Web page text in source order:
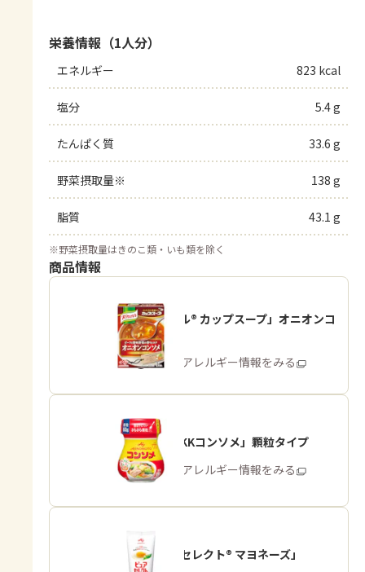
栄養情報（1人分）
エネルギー 823 kcal
塩分 5.4 g
たんぱく質 33.6 g
野菜摂取量※ 138 g
脂質 43.1 g
※野菜摂取量はきのこ類・いも類を除く
商品情報
「クノール® カップスープ」オニオンコ
ンソメ
商品・アレルギー情報をみる
「味の素KKコンソメ」顆粒タイプ
商品・アレルギー情報をみる
「ピュアセレクト® マヨネーズ」